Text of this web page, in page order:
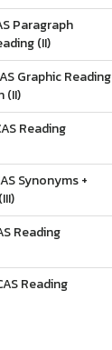
Paragraph
(II)
Graphic Reading
(II)
Reading
Synonyms +
Reading
Reading